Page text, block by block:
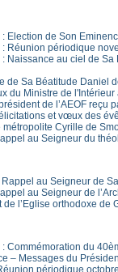
Election de Son
Réunion périodique
Naissance au ciel de
de Sa Béatitude Daniel
du Ministre de
de l’AEOF reçu
et vœux des
métropolite Cyrille de
au Seigneur du
au Seigneur de
au Seigneur de
de l’Eglise orthodoxe de
Commémoration du
– Messages du
périodique